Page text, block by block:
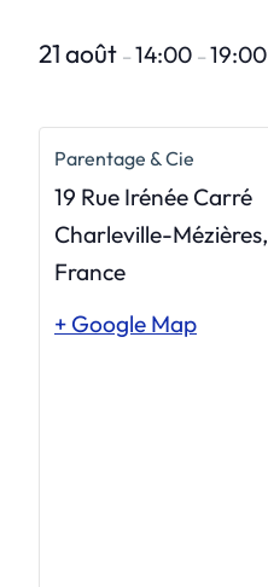
21 août – 14:00 – 19:00
Parentage & Cie
19 Rue Irénée Carré
Charleville-Mézières,
France
+ Google Map